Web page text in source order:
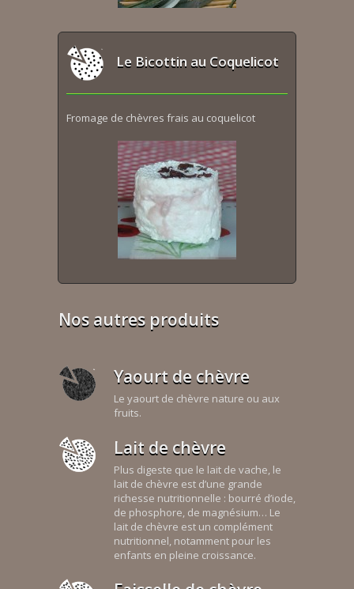
Le Bicottin au Coquelicot
Fromage de chèvres frais au coquelicot
Nos autres produits
Yaourt de chèvre
Le yaourt de chèvre nature ou aux
fruits.
Lait de chèvre
Plus digeste que le lait de vache, le
lait de chèvre est d’une grande
richesse nutritionnelle : bourré d’iode,
de phosphore, de magnésium… Le
lait de chèvre est un complément
nutritionnel, notamment pour les
enfants en pleine croissance.